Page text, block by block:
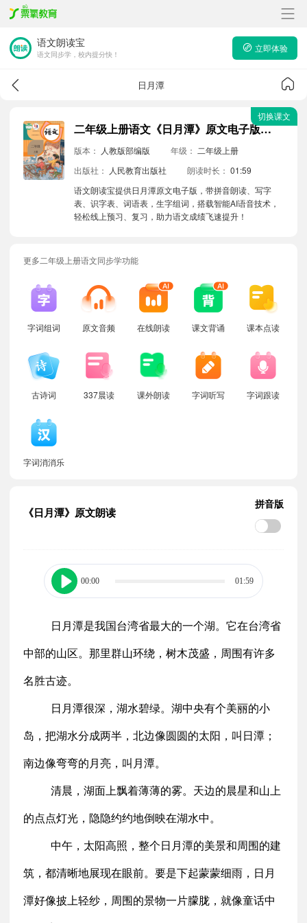
语文朗读宝
语文同步学，校内提分快！
立即体验
日月潭
二年级上册语文《日月潭》原文电子版带拼音朗读音频
版本： 人教版部编版 年级： 二年级上册
出版社：
人民教育出版社 朗读时长： 01:59
语文朗读宝提供日月潭原文电子版，带拼音朗读、写字
表、识字表、词语表，生字组词，搭载智能AI语音技术，
轻松线上预习、复习，助力语文成绩飞速提升！
切换课文
更多二年级上册语文同步学功能
字词组词 原文音频 在线朗读 课文背诵 课本点读
古诗词 337晨读 课外朗读 字词听写 字词跟读
字词消消乐
《日月潭》原文朗读
拼音版
00:00 01:59
日月潭是我国台湾省最大的一个湖。它在台湾省
中部的山区。那里群山环绕，树木茂盛，周围有许多
名胜古迹。
日月潭很深，湖水碧绿。湖中央有个美丽的小
岛，把湖水分成两半，北边像圆圆的太阳，叫日潭；
南边像弯弯的月亮，叫月潭。
清晨，湖面上飘着薄薄的雾。天边的晨星和山上
的点点灯光，隐隐约约地倒映在湖水中。
中午，太阳高照，整个日月潭的美景和周围的建
筑，都清晰地展现在眼前。要是下起蒙蒙细雨，日月
潭好像披上轻纱，周围的景物一片朦胧，就像童话中